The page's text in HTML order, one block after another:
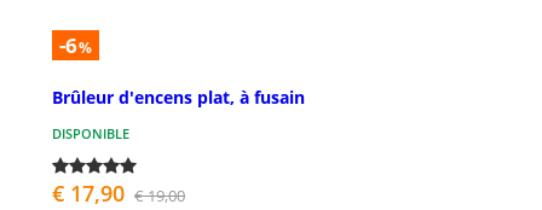
-6%
Brûleur d'encens plat, à fusain
DISPONIBLE
€ 17,90 € 19,00